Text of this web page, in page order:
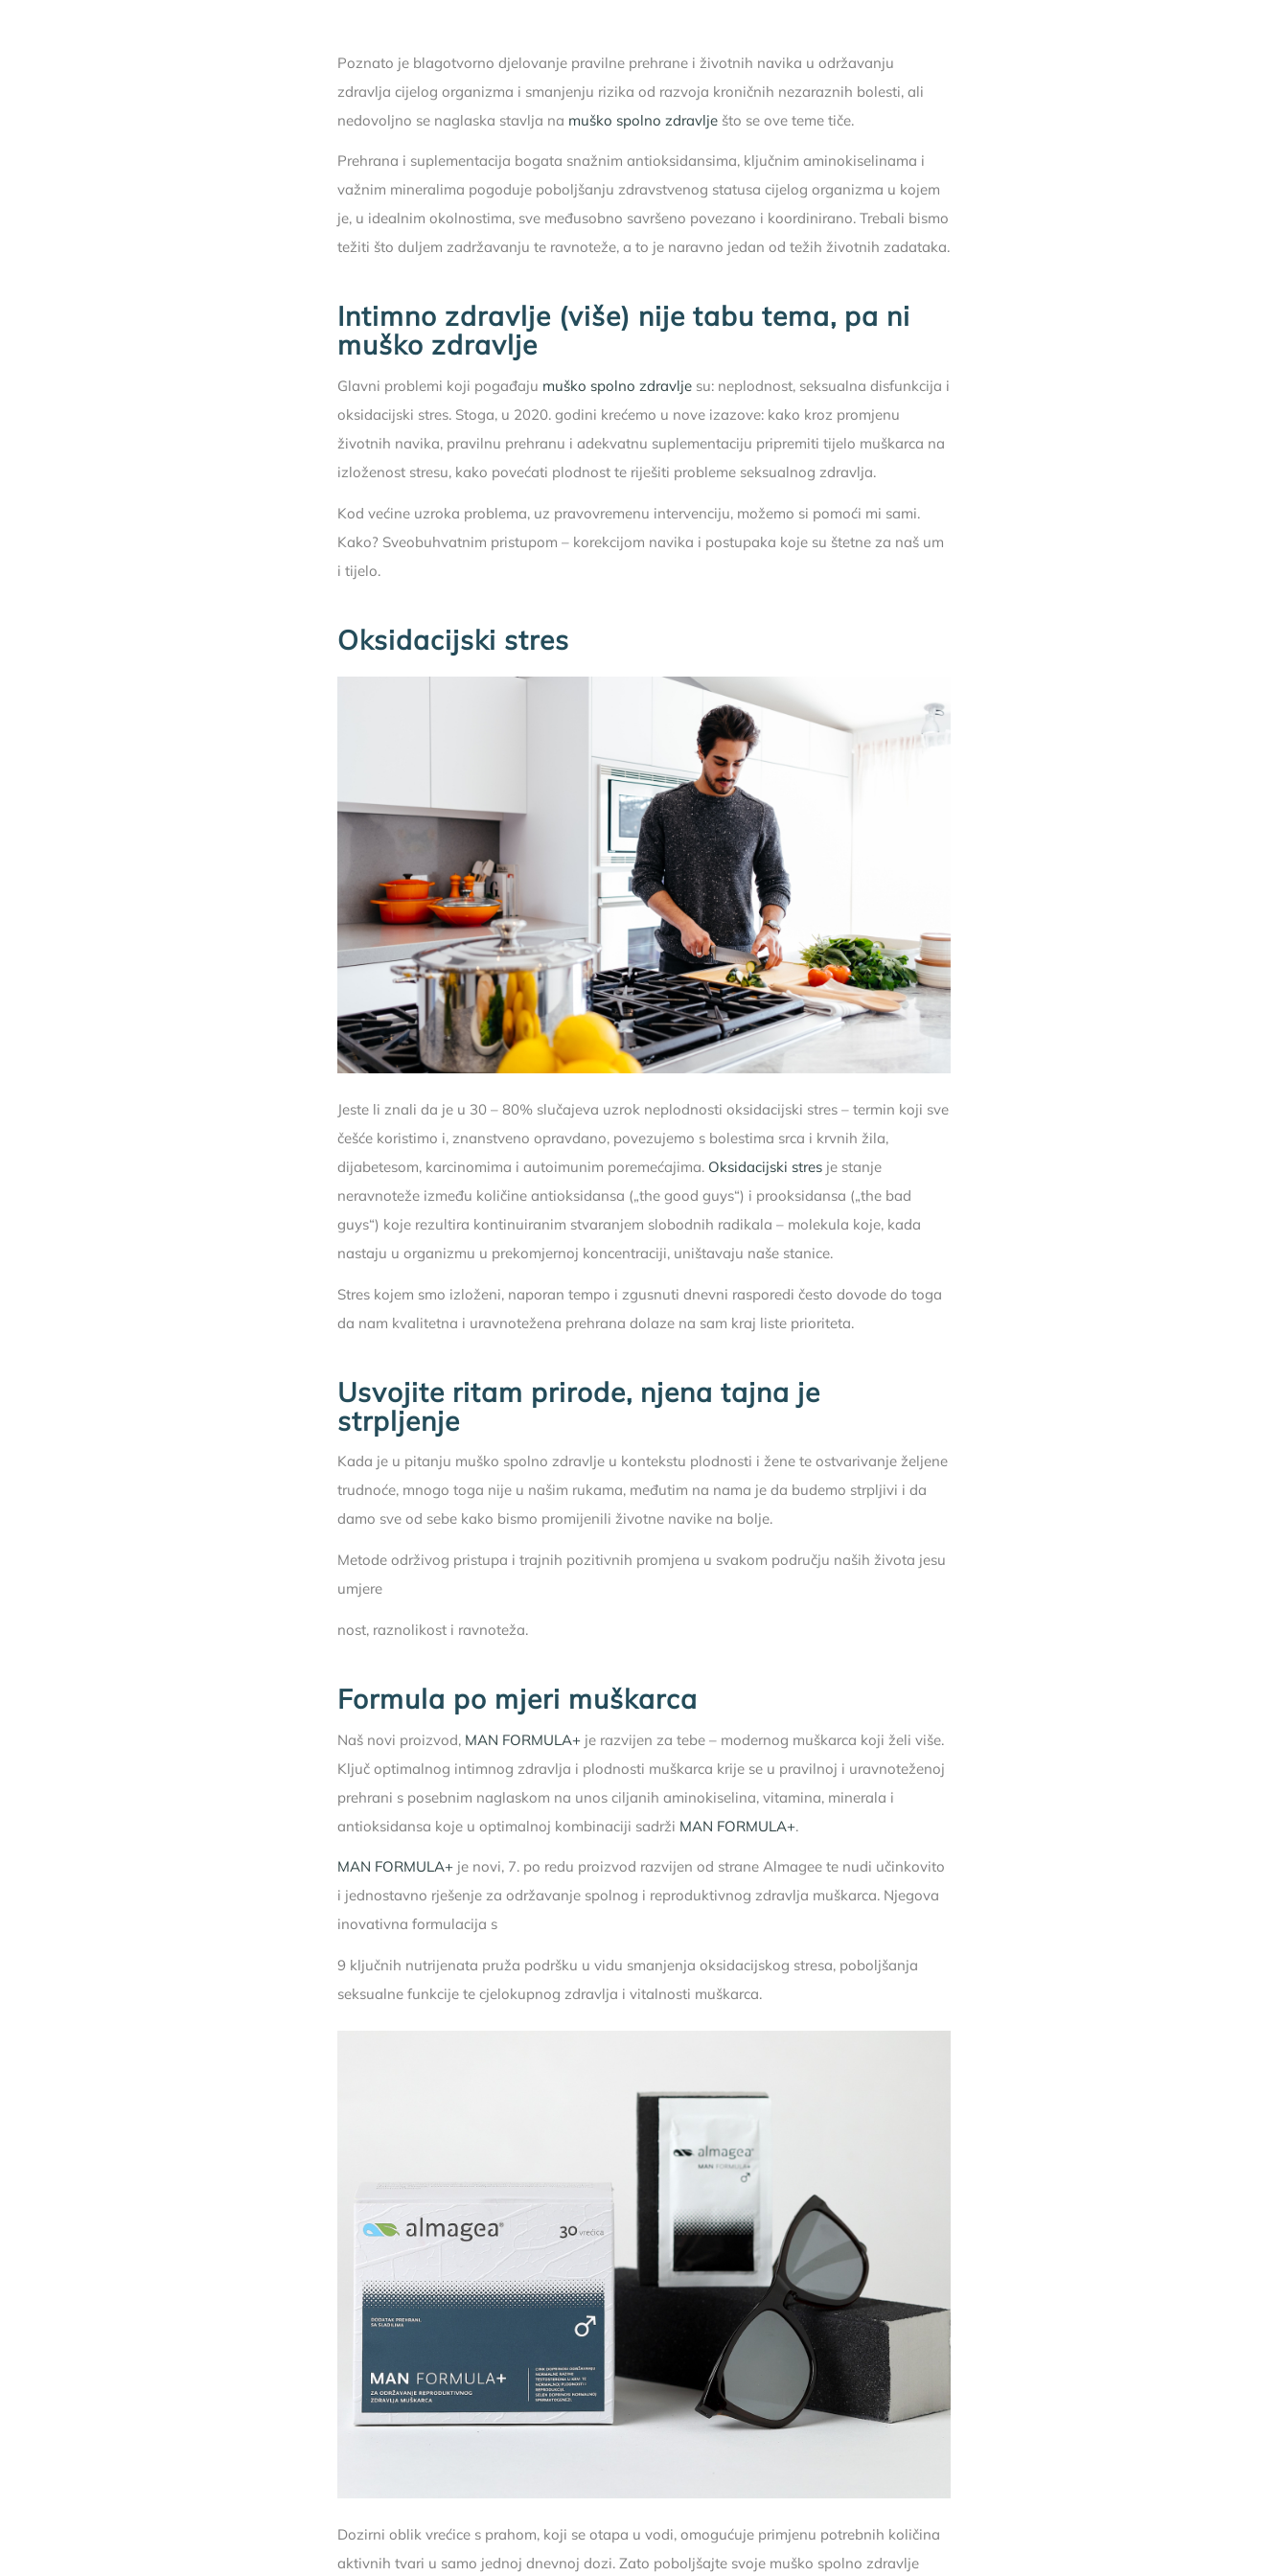
Poznato je blagotvorno djelovanje pravilne prehrane i životnih navika u održavanju
zdravlja cijelog organizma i smanjenju rizika od razvoja kroničnih nezaraznih bolesti, ali
nedovoljno se naglaska stavlja na muško spolno zdravlje što se ove teme tiče.
Prehrana i suplementacija bogata snažnim antioksidansima, ključnim aminokiselinama i
važnim mineralima pogoduje poboljšanju zdravstvenog statusa cijelog organizma u kojem
je, u idealnim okolnostima, sve međusobno savršeno povezano i koordinirano. Trebali bismo
težiti što duljem zadržavanju te ravnoteže, a to je naravno jedan od težih životnih zadataka.
Intimno zdravlje (više) nije tabu tema, pa ni
muško zdravlje
Glavni problemi koji pogađaju muško spolno zdravlje su: neplodnost, seksualna disfunkcija i
oksidacijski stres. Stoga, u 2020. godini krećemo u nove izazove: kako kroz promjenu
životnih navika, pravilnu prehranu i adekvatnu suplementaciju pripremiti tijelo muškarca na
izloženost stresu, kako povećati plodnost te riješiti probleme seksualnog zdravlja.
Kod većine uzroka problema, uz pravovremenu intervenciju, možemo si pomoći mi sami.
Kako? Sveobuhvatnim pristupom – korekcijom navika i postupaka koje su štetne za naš um
i tijelo.
Oksidacijski stres
Jeste li znali da je u 30 – 80% slučajeva uzrok neplodnosti oksidacijski stres – termin koji sve
češće koristimo i, znanstveno opravdano, povezujemo s bolestima srca i krvnih žila,
dijabetesom, karcinomima i autoimunim poremećajima. Oksidacijski stres je stanje
neravnoteže između količine antioksidansa („the good guys“) i prooksidansa („the bad
guys“) koje rezultira kontinuiranim stvaranjem slobodnih radikala – molekula koje, kada
nastaju u organizmu u prekomjernoj koncentraciji, uništavaju naše stanice.
Stres kojem smo izloženi, naporan tempo i zgusnuti dnevni rasporedi često dovode do toga
da nam kvalitetna i uravnotežena prehrana dolaze na sam kraj liste prioriteta.
Usvojite ritam prirode, njena tajna je
strpljenje
Kada je u pitanju muško spolno zdravlje u kontekstu plodnosti i žene te ostvarivanje željene
trudnoće, mnogo toga nije u našim rukama, međutim na nama je da budemo strpljivi i da
damo sve od sebe kako bismo promijenili životne navike na bolje.
Metode održivog pristupa i trajnih pozitivnih promjena u svakom području naših života jesu
umjere
nost, raznolikost i ravnoteža.
Formula po mjeri muškarca
Naš novi proizvod, MAN FORMULA+ je razvijen za tebe – modernog muškarca koji želi više.
Ključ optimalnog intimnog zdravlja i plodnosti muškarca krije se u pravilnoj i uravnoteženoj
prehrani s posebnim naglaskom na unos ciljanih aminokiselina, vitamina, minerala i
antioksidansa koje u optimalnoj kombinaciji sadrži MAN FORMULA+.
MAN FORMULA+ je novi, 7. po redu proizvod razvijen od strane Almagee te nudi učinkovito
i jednostavno rješenje za održavanje spolnog i reproduktivnog zdravlja muškarca. Njegova
inovativna formulacija s
9 ključnih nutrijenata pruža podršku u vidu smanjenja oksidacijskog stresa, poboljšanja
seksualne funkcije te cjelokupnog zdravlja i vitalnosti muškarca.
Dozirni oblik vrećice s prahom, koji se otapa u vodi, omogućuje primjenu potrebnih količina
aktivnih tvari u samo jednoj dnevnoj dozi. Zato poboljšajte svoje muško spolno zdravlje